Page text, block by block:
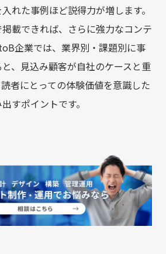
れた事例ほど説得力が増します。
載できれば、さらに強力なコンテ
企業では、業界別・課題別に事
、見込み顧客が自社のケースと重
者にとっての体験価値を意識した
すポイントです。